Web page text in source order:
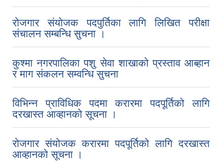
रोजगार संयोजक पदपुर्तिका लागि लिखित परीक्षा
संचालन सम्बन्धि सुचना ।
कुश्मा नगरपालिका पशु सेवा शाखाको प्रस्ताव आब्हान
र माग संकलन सम्वन्धि सुचना
विभिन्‍न प्राविधिक पदमा करारमा पदपूर्तिको लागि
दरखास्त आव्हानको सूचना ।
रोजगार संयोजक करारमा पदपूर्तिको लागि दरखास्त
आव्हानको सूचना ।